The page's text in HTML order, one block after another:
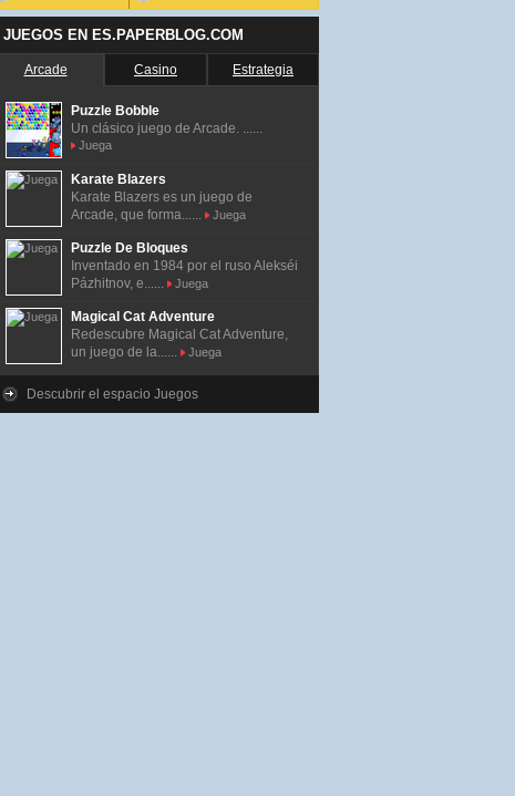
JUEGOS EN ES.PAPERBLOG.COM
Arcade Casino Estrategia
Puzzle Bobble
Un clásico juego de Arcade. ......
Juega
Karate Blazers
Karate Blazers es un juego de
Arcade, que forma......
Juega
Puzzle De Bloques
Inventado en 1984 por el ruso Alekséi
Pázhitnov, e......
Juega
Magical Cat Adventure
Redescubre Magical Cat Adventure,
un juego de la......
Juega
Descubrir el espacio Juegos